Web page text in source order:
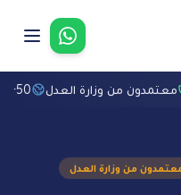
تواصل
معتمدون من وزارة العدل 50+ لغة